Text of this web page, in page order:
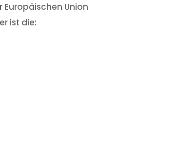
Union
ist die: